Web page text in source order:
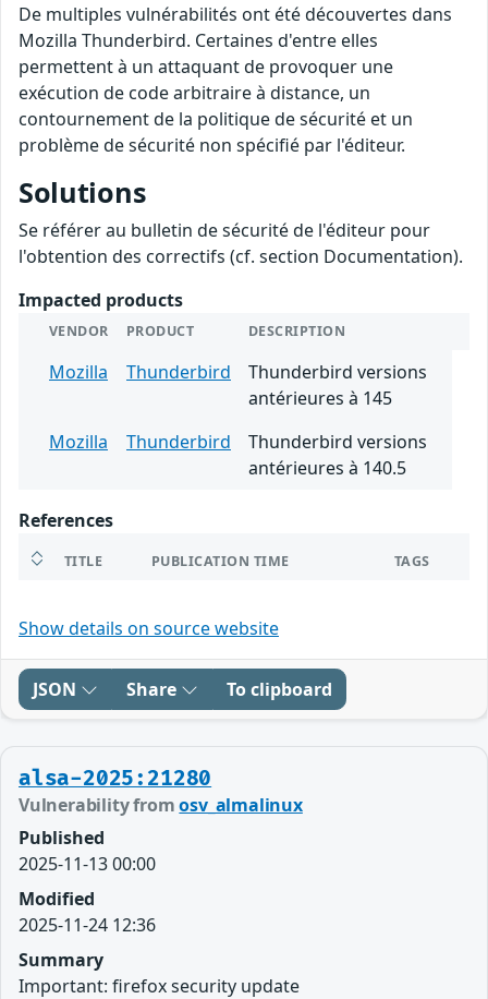
De multiples vulnérabilités ont été découvertes dans
Mozilla Thunderbird. Certaines d'entre elles
permettent à un attaquant de provoquer une
exécution de code arbitraire à distance, un
contournement de la politique de sécurité et un
problème de sécurité non spécifié par l'éditeur.
Solutions
Se référer au bulletin de sécurité de l'éditeur pour
l'obtention des correctifs (cf. section Documentation).
Impacted products
VENDOR PRODUCT DESCRIPTION
Mozilla Thunderbird
Thunderbird versions
antérieures à 145
Mozilla
Thunderbird
Thunderbird versions
antérieures à 140.5
References
TITLE PUBLICATION TIME TAGS
Show details on source website
JSON Share To clipboard
alsa-2025:21280
Vulnerability fromosv_almalinux
Published
2025-11-13 00:00
Modified
2025-11-24 12:36
Summary
Important: firefox security update